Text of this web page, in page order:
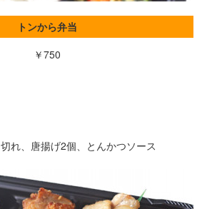
トンから弁当
￥750
れ、唐揚げ2個、とんかつソース